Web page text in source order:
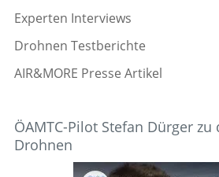
Experten Interviews
Drohnen Testberichte
AIR&MORE Presse Artikel
ÖAMTC-Pilot Stefan Dürger
Drohnen